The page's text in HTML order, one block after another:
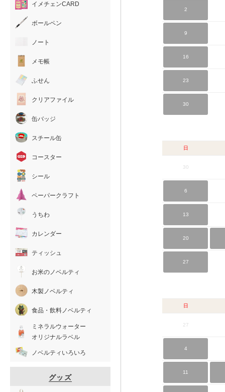
2
9
16
23
30
日
30
6
13
20
27
日
27
4
11
イメチェンCARD
ボールペン
ノート
メモ帳
ふせん
クリアファイル
缶バッジ
スチール缶
コースター
シール
ペーパークラフト
うちわ
カレンダー
ティッシュ
お米のノベルティ
木製ノベルティ
食品・飲料ノベルティ
ミネラルウォーター
オリジナルラベル
ノベルティいろいろ
グッズ